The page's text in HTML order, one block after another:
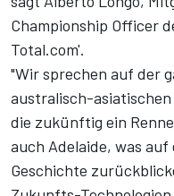
Championship Officer
Total.com'.
"Wir sprechen auf der
australisch-
die zukünftig ein
auch Adelaide, was
Geschichte